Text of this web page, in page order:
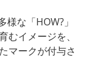
様な「HOW?」
イメージを、
マークが付与さ